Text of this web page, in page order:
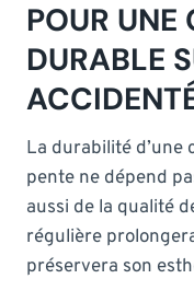
POUR UNE
DURABLE
La durabilité d’une
pente ne dépend
aussi de la qualité
régulière
préservera son